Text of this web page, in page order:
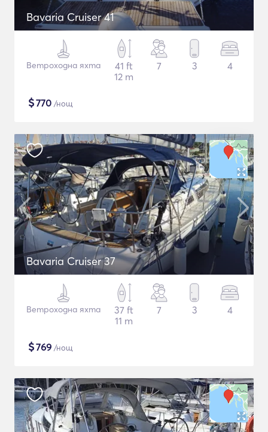
Bavaria Cruiser 41
Ветроходна яхта
41 ft
12 m
7 3 4
$770 /нощ
Bavaria Cruiser 37
Ветроходна яхта
37 ft
11 m
7 3 4
$769 /нощ